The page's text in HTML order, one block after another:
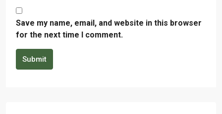
Save my name, email, and website in this browser
for the next time I comment.
Submit